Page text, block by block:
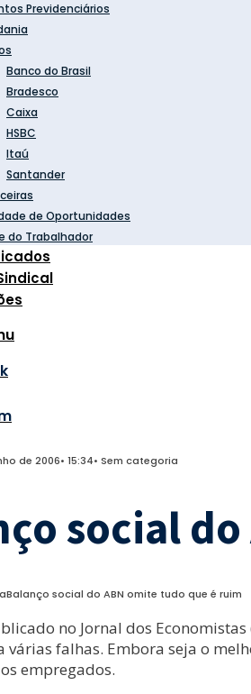
Previdenciários
Banco do Brasil
Bradesco
Caixa
HSBC
Itaú
Santander
de Oportunidades
do Trabalhador
de 2006• 15:34• Sem categoria
social
Balanço social do ABN omite tudo que é ruim
no Jornal dos Economistas
várias falhas. Embora seja o
empregados.